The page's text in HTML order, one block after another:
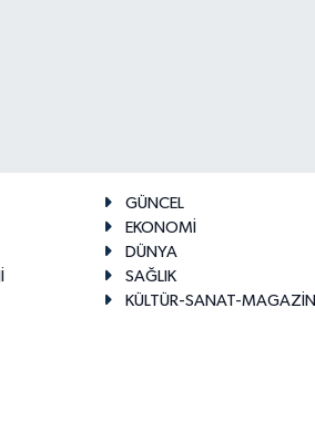
GÜNCEL
EKONOMİ
DÜNYA
SAĞLIK
KÜLTÜR-SANAT-MAGAZİN